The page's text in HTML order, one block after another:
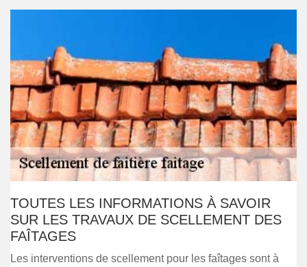
TOUTES LES INFORMATIONS À SAVOIR
SUR LES TRAVAUX DE SCELLEMENT DES
FAÎTAGES
Les interventions de scellement pour les faîtages sont à